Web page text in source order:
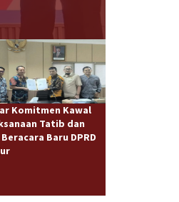
Komitmen Kawal
Tatib dan
Baru DPRD